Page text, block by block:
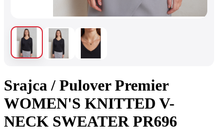
Srajca / Pulover Premier
WOMEN'S KNITTED V-
NECK SWEATER PR696